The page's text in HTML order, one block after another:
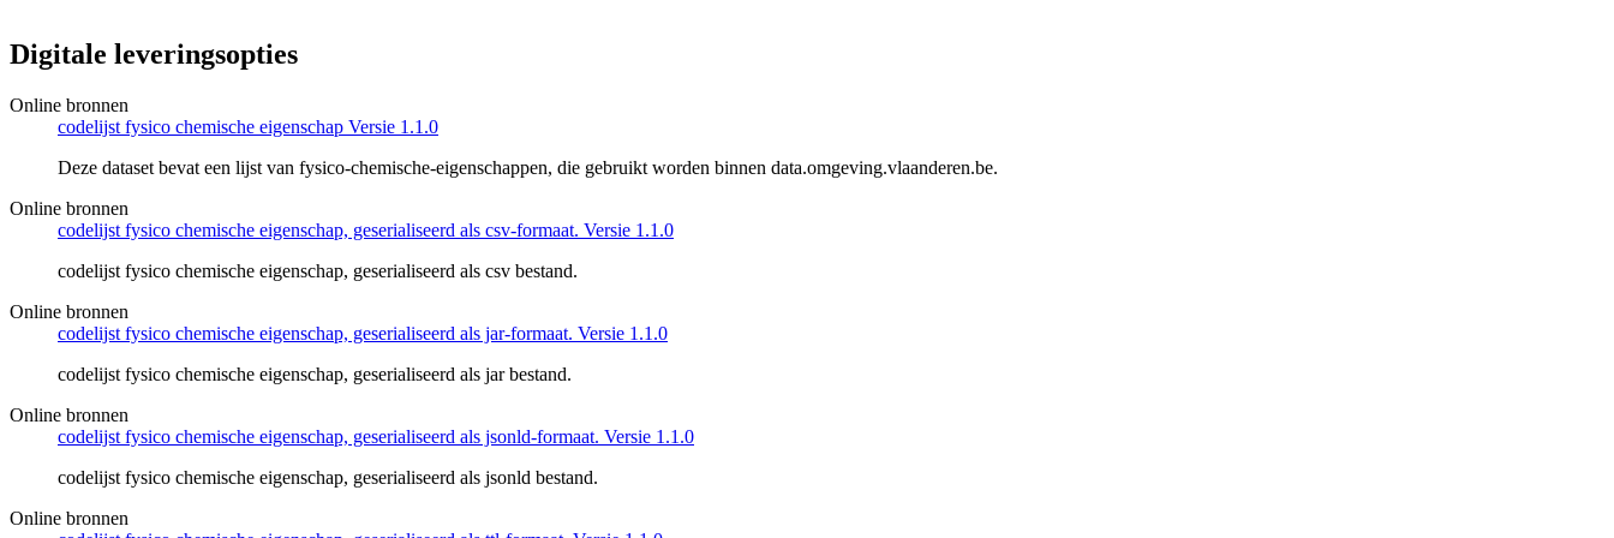
Digitale leveringsopties
Online bronnen
codelijst fysico chemische eigenschap Versie 1.1.0
Deze dataset bevat een lijst van fysico-chemische-eigenschappen, die gebruikt worden binnen data.omgeving.vlaanderen.be.
Online bronnen
codelijst fysico chemische eigenschap, geserialiseerd als csv-formaat. Versie 1.1.0
codelijst fysico chemische eigenschap, geserialiseerd als csv bestand.
Online bronnen
codelijst fysico chemische eigenschap, geserialiseerd als jar-formaat. Versie 1.1.0
codelijst fysico chemische eigenschap, geserialiseerd als jar bestand.
Online bronnen
codelijst fysico chemische eigenschap, geserialiseerd als jsonld-formaat. Versie 1.1.0
codelijst fysico chemische eigenschap, geserialiseerd als jsonld bestand.
Online bronnen